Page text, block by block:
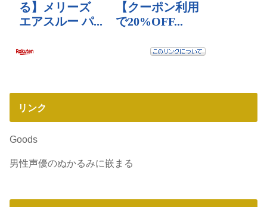
リンク
Goods
男性声優のぬかるみに嵌まる